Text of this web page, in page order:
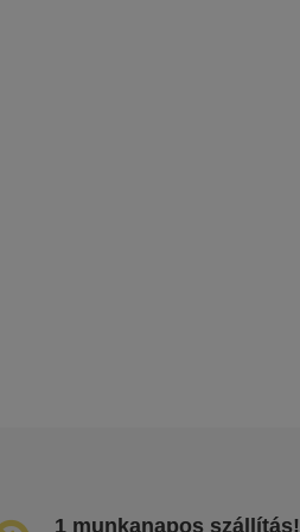
1 munkanapos szállítás!